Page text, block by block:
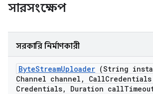
সারসংক্ষেপ
সরকারি নির্মাণকারী
ByteStreamUploader (String
Channel channel , Call
Credentials, Duration call